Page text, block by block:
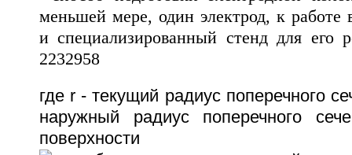
где r - текущий радиус поперечного
наружный радиус поперечного
поверхности